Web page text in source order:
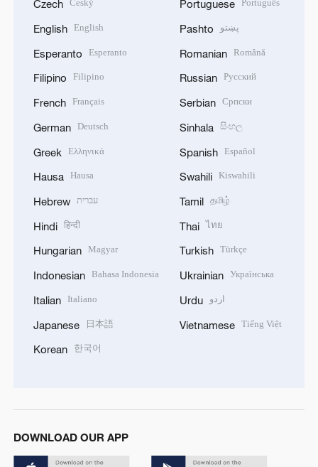
Czech
English English
Esperanto Esperanto
Filipino Filipino
French Français
German Deutsch
Greek Ελληνικά
Hausa Hausa
Hebrew עברית
Hindi हिन्दी
Hungarian Magyar
Indonesian Bahasa Indonesia
Italian Italiano
Japanese 日本語
Korean 한국어
Portuguese
Pashto پښتو
Romanian Română
Russian Русский
Serbian Српски
Sinhala සිංහල
Spanish Español
Swahili Kiswahili
Tamil தமிழ்
Thai ไทย
Turkish Türkçe
Ukrainian Українська
Urdu اردو
Vietnamese Tiếng Việt
DOWNLOAD OUR APP